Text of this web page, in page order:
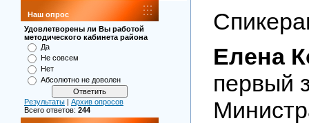
Наш опрос
Удовлетворены ли Вы работой
методического кабинета района
Да
Не совсем
Нет
Абсолютно не доволен
Результаты
Архив опросов
Всего ответов: 244
Елена
первый